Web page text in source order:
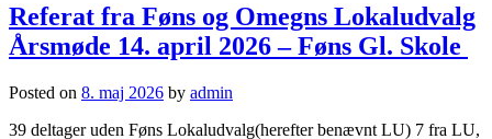
Referat fra Føns og Omegns Lokaludvalg
Årsmøde 14. april 2026 – Føns Gl. Skole
Posted on 8. maj 2026 by admin
39 deltager uden Føns Lokaludvalg(herefter benævnt LU) 7 fra LU,